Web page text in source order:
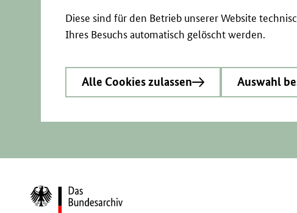
Diese sind für den Betrieb unserer Website
Ihres Besuchs automatisch gelöscht werden.
Alle Cookies zulassen Auswahl
Zur
Startseite